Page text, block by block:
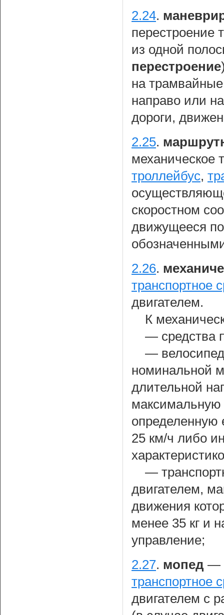
2.24.
перестроение
из одной
перестроение
на трамвайные
направо или
дороги,
2.25.
механическое
троллейбус,
скоростном
движущееся
2.26.
транспортное
двигателем.
К
— средства
—
номинальной
длительной
максимальную
определенную
25 км/ч либо
—
двигателем,
движения
менее 35 кг и
управление;
2.27. мопед —
транспортное
двигателем с